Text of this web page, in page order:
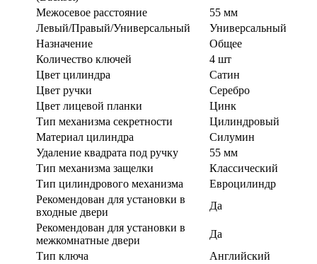
Межосевое расстояние
55 мм
Левый/Правый/Универсальный
Универсальный
Назначение
Общее
Количество ключей
4 шт
Цвет цилиндра
Сатин
Цвет ручки
Серебро
Цвет лицевой планки
Цинк
Тип механизма секретности
Цилиндровый
Материал цилиндра
Силумин
Удаление квадрата под ручку
55 мм
Тип механизма защелки
Классический
Тип цилиндрового механизма
Евроцилиндр
Рекомендован для установки в
входные двери
Да
Рекомендован для установки в
межкомнатные двери
Да
Тип ключа
Английский